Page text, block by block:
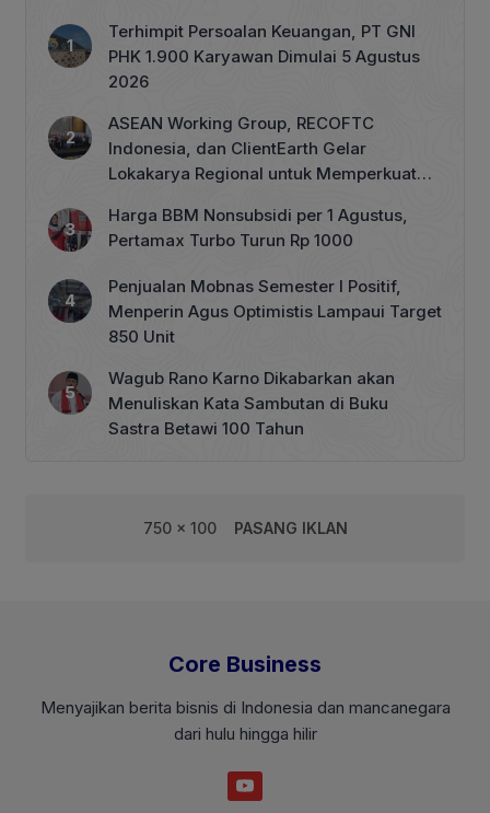
Terhimpit Persoalan Keuangan, PT GNI
PHK 1.900 Karyawan Dimulai 5 Agustus
2026
ASEAN Working Group, RECOFTC
Indonesia, dan ClientEarth Gelar
Lokakarya Regional untuk Memperkuat
Harga BBM Nonsubsidi per 1 Agustus,
Pertamax Turbo Turun Rp 1000
Penjualan Mobnas Semester I Positif,
Menperin Agus Optimistis Lampaui Target
850 Unit
Wagub Rano Karno Dikabarkan akan
Menuliskan Kata Sambutan di Buku
Sastra Betawi 100 Tahun
750 x 100 PASANG IKLAN
Core Business
Menyajikan berita bisnis di Indonesia dan mancanegara
dari hulu hingga hilir